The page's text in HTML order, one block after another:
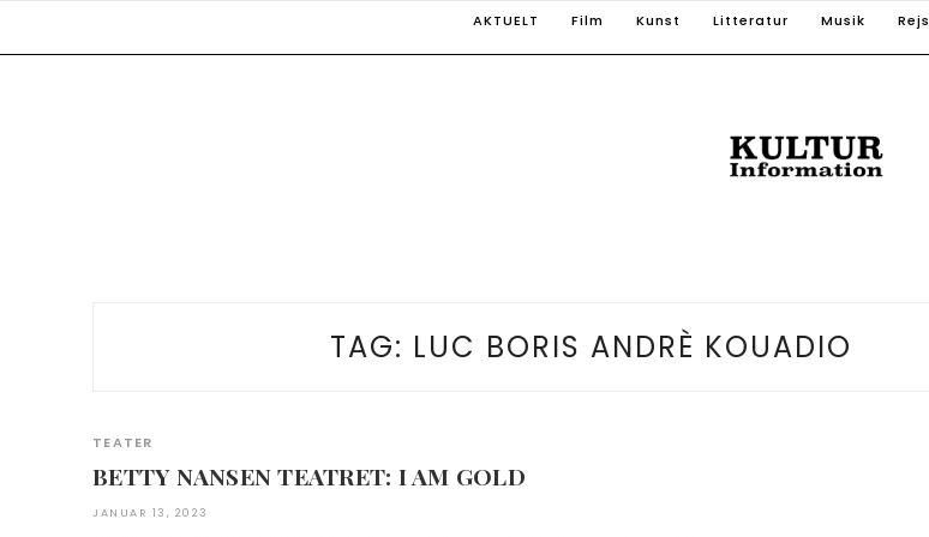
AKTUELT Film Kunst Litteratur Musik
TAG: LUC BORIS ANDRÈ KOUADIO
TEATER
BETTY NANSEN TEATRET: I AM GOLD
JANUAR 13, 2023